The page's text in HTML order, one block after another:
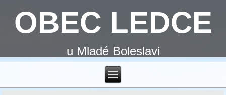
OBEC LEDCE
u Mladé Boleslavi